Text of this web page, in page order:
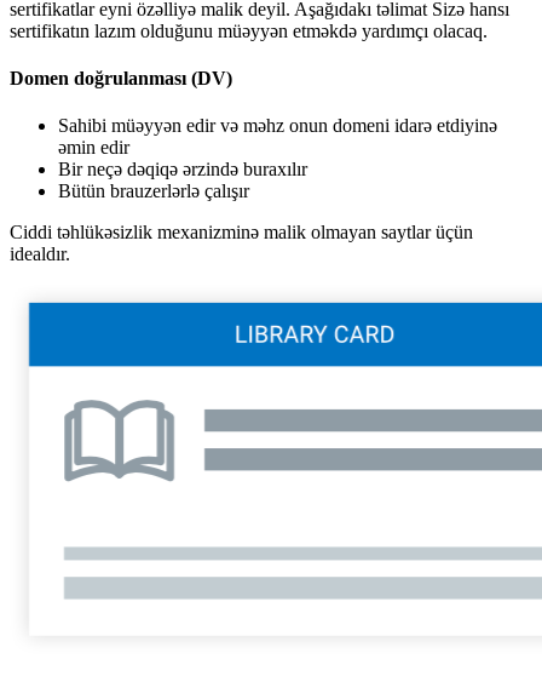
sertifikatlar eyni özəlliyə malik deyil. Aşağıdakı təlimat Sizə hansı
sertifikatın lazım olduğunu müəyyən etməkdə yardımçı olacaq.
Domen doğrulanması (DV)
Sahibi müəyyən edir və məhz onun domeni idarə etdiyinə
əmin edir
Bir neçə dəqiqə ərzində buraxılır
Bütün brauzerlərlə çalışır
Ciddi təhlükəsizlik mexanizminə malik olmayan saytlar üçün
idealdır.